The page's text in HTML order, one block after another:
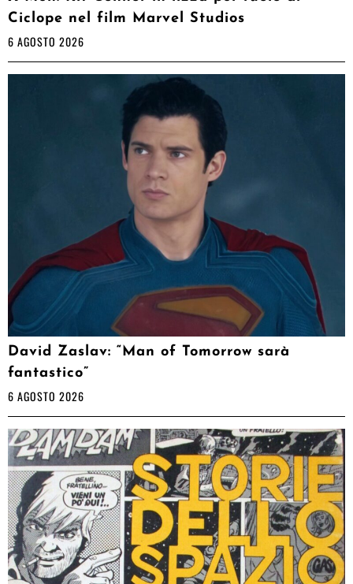
Ciclope nel film Marvel Studios
6 AGOSTO 2026
David Zaslav: “Man of Tomorrow sarà
fantastico”
6 AGOSTO 2026